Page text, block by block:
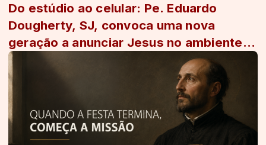
Do estúdio ao celular: Pe. Eduardo
Dougherty, SJ, convoca uma nova
geração a anunciar Jesus no ambiente
digital